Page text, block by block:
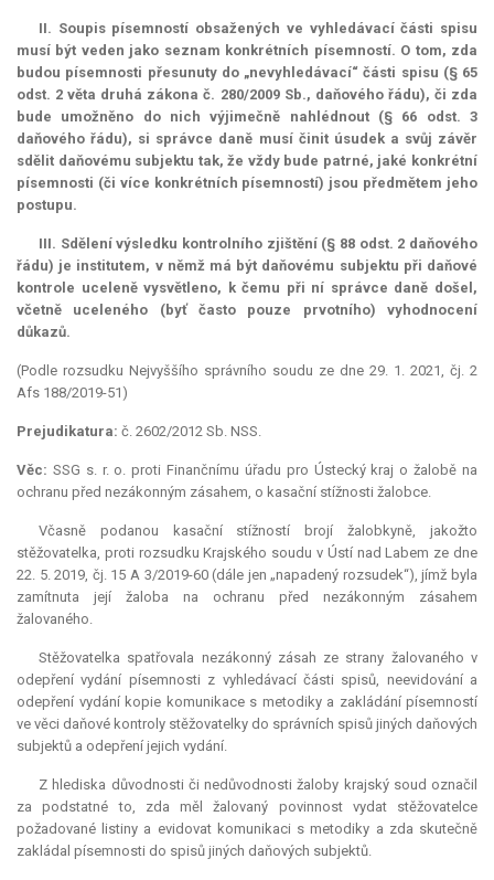
II. Soupis písemností obsažených ve vyhledávací části spisu
musí být veden jako seznam konkrétních písemností. O tom, zda
budou písemnosti přesunuty do „nevyhledávací“ části spisu (§ 65
odst. 2 věta druhá zákona č. 280/2009 Sb., daňového řádu), či zda
bude umožněno do nich výjimečně nahlédnout (§ 66 odst. 3
daňového řádu), si správce daně musí činit úsudek a svůj závěr
sdělit daňovému subjektu tak, že vždy bude patrné, jaké konkrétní
písemnosti (či více konkrétních písemností) jsou předmětem jeho
postupu.
III. Sdělení výsledku kontrolního zjištění (§ 88 odst. 2 daňového
řádu) je institutem, v němž má být daňovému subjektu při daňové
kontrole uceleně vysvětleno, k čemu při ní správce daně došel,
včetně uceleného (byť často pouze prvotního) vyhodnocení
důkazů.
(Podle rozsudku Nejvyššího správního soudu ze dne 29. 1. 2021, čj. 2
Afs 188/2019-51)
Prejudikatura: č. 2602/2012 Sb. NSS.
Věc: SSG s. r. o. proti Finančnímu úřadu pro Ústecký kraj o žalobě na
ochranu před nezákonným zásahem, o kasační stížnosti žalobce.
Včasně podanou kasační stížností brojí žalobkyně, jakožto
stěžovatelka, proti rozsudku Krajského soudu v Ústí nad Labem ze dne
22. 5. 2019, čj. 15 A 3/2019-60 (dále jen „napadený rozsudek“), jímž byla
zamítnuta její žaloba na ochranu před nezákonným zásahem
žalovaného.
Stěžovatelka spatřovala nezákonný zásah ze strany žalovaného v
odepření vydání písemnosti z vyhledávací části spisů, neevidování a
odepření vydání kopie komunikace s metodiky a zakládání písemností
ve věci daňové kontroly stěžovatelky do správních spisů jiných daňových
subjektů a odepření jejich vydání.
Z hlediska důvodnosti či nedůvodnosti žaloby krajský soud označil
za podstatné to, zda měl žalovaný povinnost vydat stěžovatelce
požadované listiny a evidovat komunikaci s metodiky a zda skutečně
zakládal písemnosti do spisů jiných daňových subjektů.